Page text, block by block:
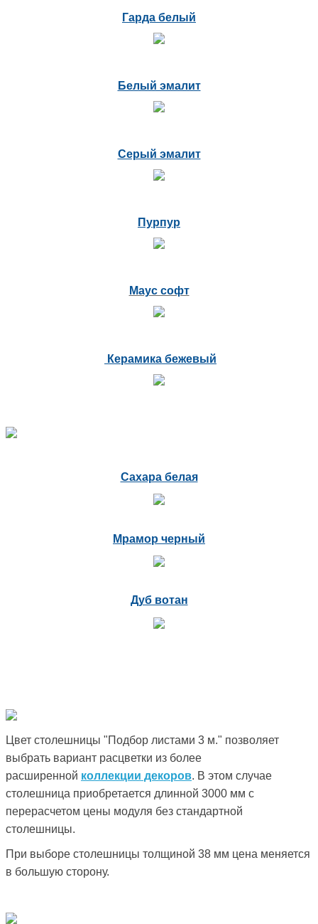
Гарда белый
Белый эмалит
Серый эмалит
Пурпур
Маус софт
Керамика бежевый
Сахара белая
Мрамор черный
Дуб вотан
Цвет столешницы "Подбор листами 3 м." позволяет
выбрать вариант расцветки из более
расширенной коллекции декоров. В этом случае
столешница приобретается длинной 3000 мм с
перерасчетом цены модуля без стандартной
столешницы.
При выборе столешницы толщиной 38 мм цена меняется
в большую сторону.